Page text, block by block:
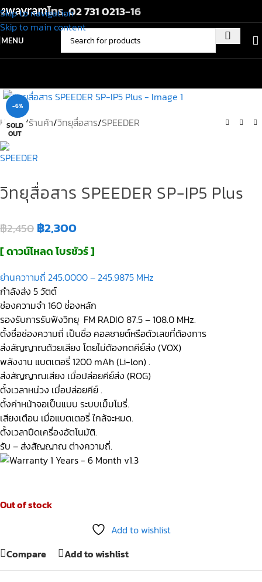
Skip to navigation
Skip to main content
โทร.02 731 0213-16
MENU
-6%
SOLD
OUT
Home /ร้านค้า/วิทยุสื่อสาร/SPEEDER
วิทยุสื่อสาร SPEEDER SP-IP5 Plus
฿2,450 ฿2,300
[ ดาวน์โหลด โบรชัวร์ ]
ย่านควาามถี่ 245.0000 – 245.9875 MHz
กำลังส่ง 5 วัตต์
ช่องความจำ 160 ช่่องหลัก
รองรับการรับฟังวิทยุ FM RADIO 87.5 – 108.0 MHz.
ตั้งชื่อช่องความถี่ เป็นชื่อ คอลซายต์หรือตัวเลขที่ต้องการ
ส่งสัญญาณด้วยเสียง โดยไม่ต้องกดคีย์ส่ง (VOX)
พลังงาน แบตเตอรี่ 1200 mAh (Li-lon) .
ส่งสัญญาณเสียง เมื่อปล่อยคีย์ส่ง (ROG)
ตั้งเวลาหน่วง เมื่อปล่อยคีย์ .
ตั้งค่าหน้าจอเป็นแบบ ระบบเม็มโมรี่.
เสียงเตือน เมื่อแบตเตอรี่ ใกล้จะหมด.
ตั้งเวลาปืดเครื่องอัตโนมัติ.
รับ – ส่งสัญญาณ ต่างความถี่.
Out of stock
Add to wishlist
Compare
Add to wishlist